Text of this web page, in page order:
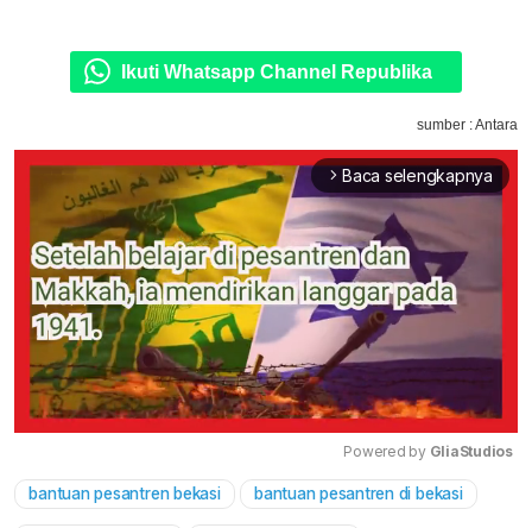
Ikuti Whatsapp Channel Republika
sumber : Antara
arrow_forward_ios Baca selengkapnya
Mute
Powered by GliaStudios
bantuan pesantren bekasi bantuan pesantren di bekasi